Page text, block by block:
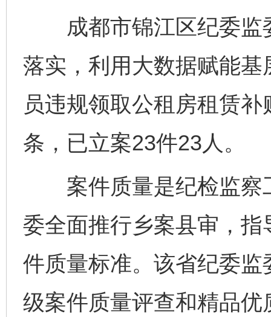
成都市锦江区纪委监
落实，利用大数据赋能基
员违规领取公租房租赁
条，已立案23件23人。
案件质量是纪检监察
委全面推行乡案县审，
件质量标准。该省纪委
级案件质量评查和精品